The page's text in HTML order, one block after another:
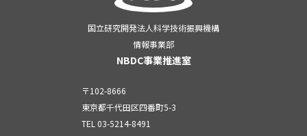
国立研究開発法人科学技術振興機構
情報事業部
NBDC事業推進室
〒102-8666
東京都千代田区四番町5-3
TEL 03-5214-8491